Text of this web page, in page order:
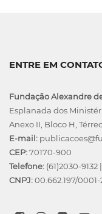
ENTRE EM
Fundação Alexandre
Esplanada dos
Anexo II, Bloco H,
E-mail:
CEP:70170-900
Telefone: (61)2030-9132 |
CNPJ:00.662.197/